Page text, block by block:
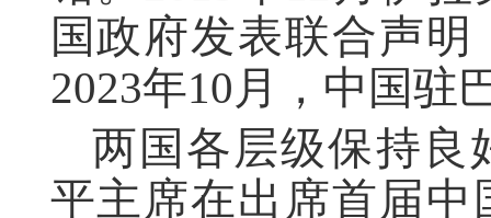
国政府发表联合声
2023年10月，中国驻
两国各层级保持良
平主席在出席首届